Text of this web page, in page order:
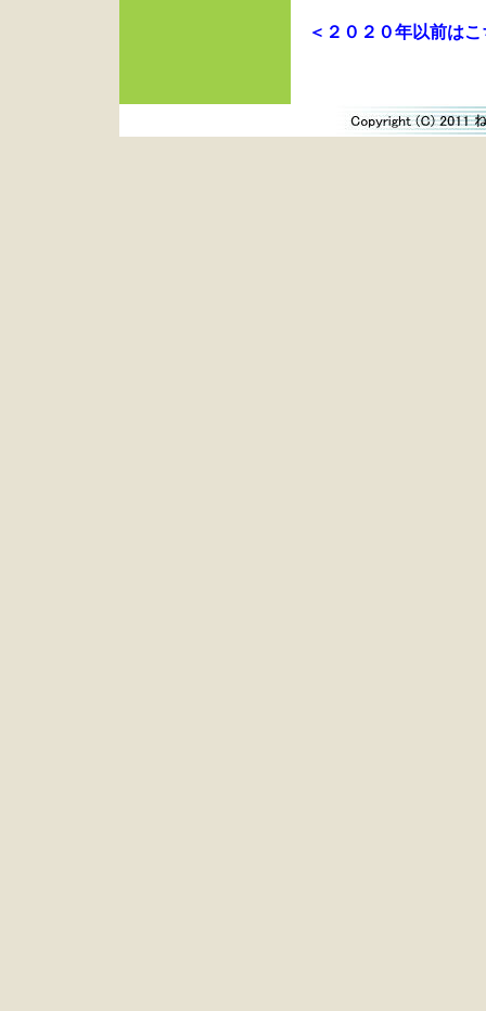
＜２０２０年以前は